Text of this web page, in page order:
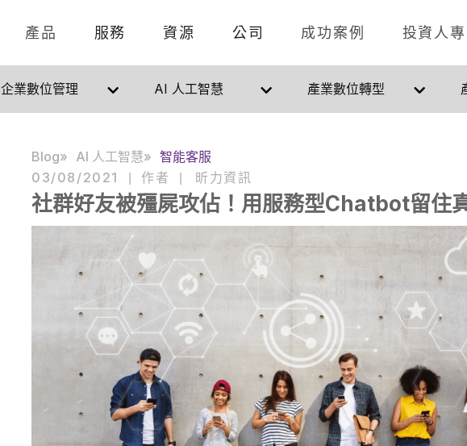
產品 服務 資源 公司 成功案例 投資人專
企業數位管理 AI 人工智慧 產業數位轉型
Blog AI 人工智慧
智能客服
03/08/2021
作者 昕力資訊
社群好友被殭屍攻佔！用服務型Chatbot留住